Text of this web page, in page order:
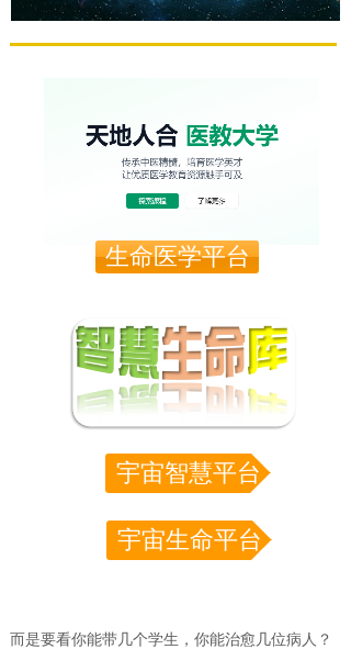
生命医学平台
宇宙智慧平台
宇宙生命平台
而是要看你能带几个学生，你能治愈几位病人？